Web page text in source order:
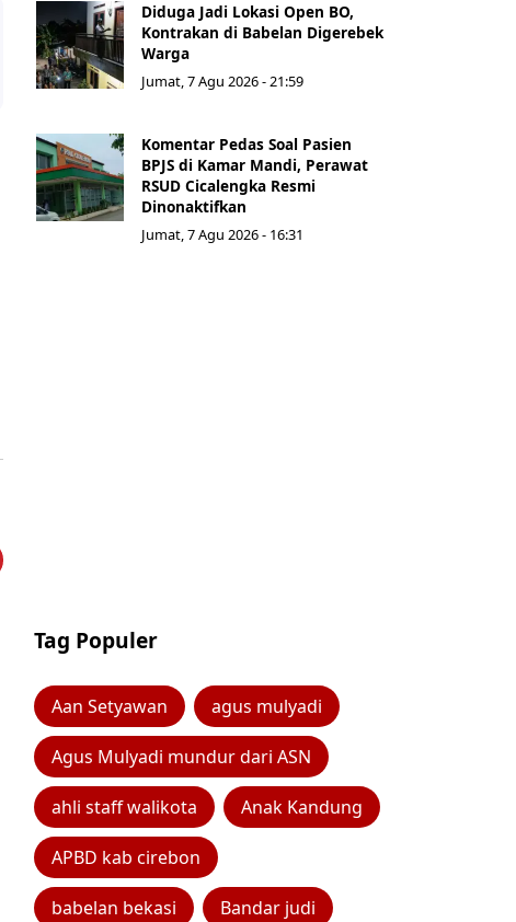
Diduga Jadi Lokasi Open BO,
Kontrakan di Babelan Digerebek
Warga
Jumat, 7 Agu 2026 - 21:59
Komentar Pedas Soal Pasien
BPJS di Kamar Mandi, Perawat
RSUD Cicalengka Resmi
Dinonaktifkan
Jumat, 7 Agu 2026 - 16:31
Tag Populer
Aan Setyawan agus mulyadi
Agus Mulyadi mundur dari ASN
ahli staff walikota Anak Kandung
APBD kab cirebon
babelan bekasi Bandar judi